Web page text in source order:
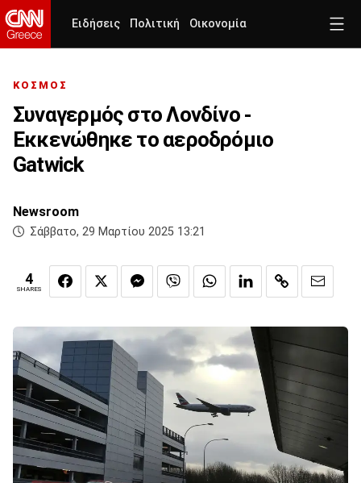
Ειδήσεις Πολιτική Οικονομία
ΚΟΣΜΟΣ
Συναγερμός στο Λονδίνο -
Εκκενώθηκε το αεροδρόμιο
Gatwick
Newsroom
Σάββατο, 29 Μαρτίου 2025 13:21
4
SHARES